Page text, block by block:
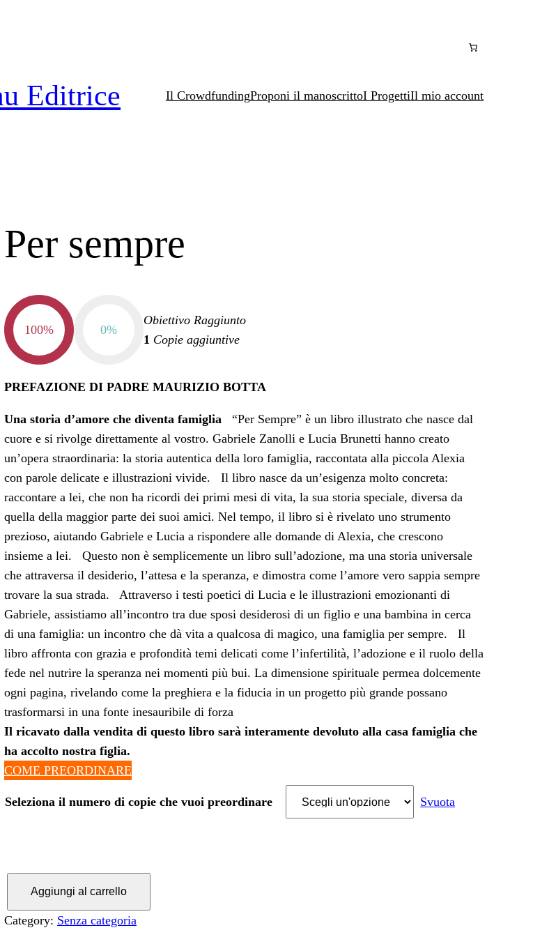
Editrice Il CrowdfundingProponi il manoscrittoI ProgettiIl mio account
Per sempre
100% 0%
Obiettivo Raggiunto
1 Copie aggiuntive
PREFAZIONE DI PADRE MAURIZIO BOTTA
Una storia d’amore che diventa famiglia “Per Sempre” è un libro illustrato che nasce dal
cuore e si rivolge direttamente al vostro. Gabriele Zanolli e Lucia Brunetti hanno creato
un’opera straordinaria: la storia autentica della loro famiglia, raccontata alla piccola Alexia
con parole delicate e illustrazioni vivide. Il libro nasce da un’esigenza molto concreta:
raccontare a lei, che non ha ricordi dei primi mesi di vita, la sua storia speciale, diversa da
quella della maggior parte dei suoi amici. Nel tempo, il libro si è rivelato uno strumento
prezioso, aiutando Gabriele e Lucia a rispondere alle domande di Alexia, che crescono
insieme a lei. Questo non è semplicemente un libro sull’adozione, ma una storia universale
che attraversa il desiderio, l’attesa e la speranza, e dimostra come l’amore vero sappia sempre
trovare la sua strada. Attraverso i testi poetici di Lucia e le illustrazioni emozionanti di
Gabriele, assistiamo all’incontro tra due sposi desiderosi di un figlio e una bambina in cerca
di una famiglia: un incontro che dà vita a qualcosa di magico, una famiglia per sempre. Il
libro affronta con grazia e profondità temi delicati come l’infertilità, l’adozione e il ruolo della
fede nel nutrire la speranza nei momenti più bui. La dimensione spirituale permea dolcemente
ogni pagina, rivelando come la preghiera e la fiducia in un progetto più grande possano
trasformarsi in una fonte inesauribile di forza
Il ricavato dalla vendita di questo libro sarà interamente devoluto alla casa famiglia che
ha accolto nostra figlia.
COME PREORDINARE
Seleziona il numero di copie che vuoi preordinare Svuota
r
Aggiungi al carrello
Category: Senza categoria